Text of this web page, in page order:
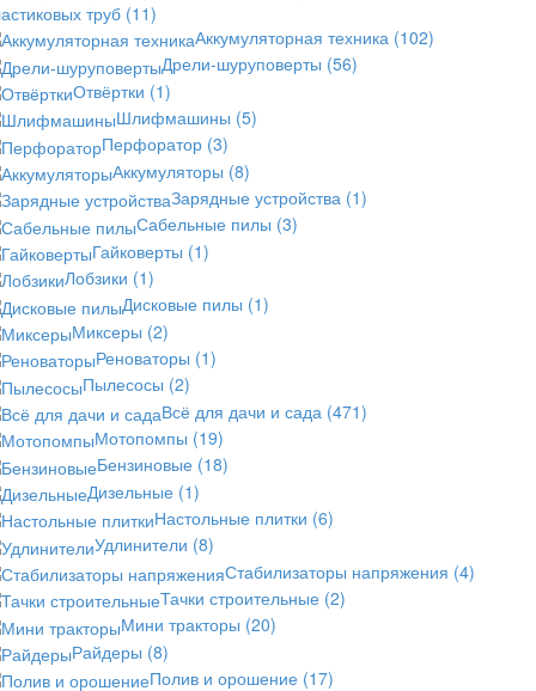
труб (11)
Аккумуляторная техника (102)
Дрели-шуруповерты (56)
Отвёртки (1)
Шлифмашины (5)
Перфоратор (3)
Аккумуляторы (8)
Зарядные устройства (1)
Сабельные пилы (3)
Гайковерты (1)
Лобзики (1)
Дисковые пилы (1)
Миксеры (2)
Реноваторы (1)
Пылесосы (2)
Всё для дачи и сада (471)
Мотопомпы (19)
Бензиновые (18)
Дизельные (1)
Настольные плитки (6)
Удлинители (8)
Стабилизаторы напряжения (4)
Тачки строительные (2)
Мини тракторы (20)
Райдеры (8)
Полив и орошение (17)